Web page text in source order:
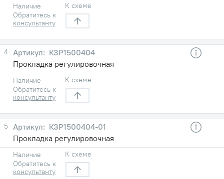
Наличие
Обратитесь к
консультанту
К схеме
4
КЗР1500404
Прокладка регулировочная
Наличие
Обратитесь к
консультанту
К схеме
5
КЗР1500404-01
Прокладка регулировочная
Наличие
Обратитесь к
консультанту
К схеме